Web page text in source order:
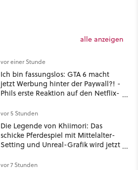
alle anzeigen
vor einer Stunde
Ich bin fassungslos: GTA 6 macht
jetzt Werbung hinter der Paywall?! -
Phils erste Reaktion auf den Netflix-
vor 5 Stunden
Die Legende von Khiimori: Das
schicke Pferdespiel mit Mittelalter-
Setting und Unreal-Grafik wird jetzt
vor 7 Stunden